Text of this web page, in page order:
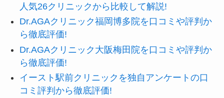
人気26クリニックから比較して解説!
Dr.AGAクリニック福岡博多院を口コミや評判か
ら徹底評価!
Dr.AGAクリニック大阪梅田院を口コミや評判か
ら徹底評価!
イースト駅前クリニックを独自アンケートの口
コミ評判から徹底評価!